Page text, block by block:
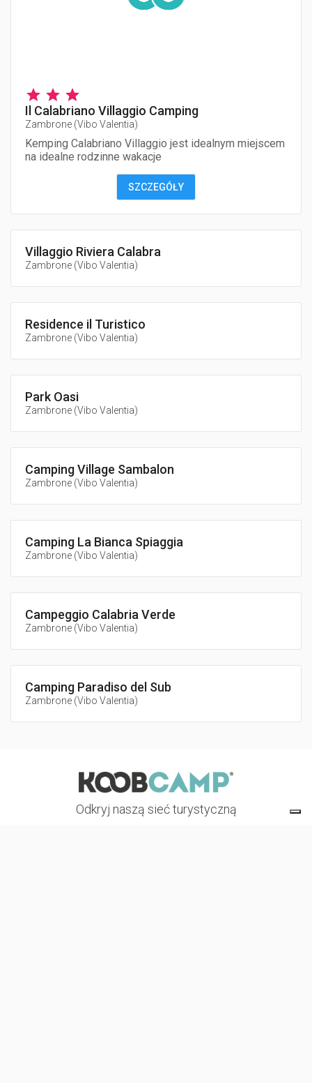
Il Calabriano Villaggio Camping
Zambrone (Vibo Valentia)
Kemping Calabriano Villaggio jest idealnym miejscem
na idealne rodzinne wakacje
SZCZEGÓŁY
Villaggio Riviera Calabra
Zambrone (Vibo Valentia)
Residence il Turistico
Zambrone (Vibo Valentia)
Park Oasi
Zambrone (Vibo Valentia)
Camping Village Sambalon
Zambrone (Vibo Valentia)
Camping La Bianca Spiaggia
Zambrone (Vibo Valentia)
Campeggio Calabria Verde
Zambrone (Vibo Valentia)
Camping Paradiso del Sub
Zambrone (Vibo Valentia)
Odkryj naszą sieć turystyczną